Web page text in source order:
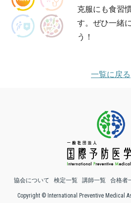
克服にも食習
す。ぜひ一緒
う！
一覧に戻る
協会について 検定一覧 講師一覧 合格者
Copyright © International Preventive Medical